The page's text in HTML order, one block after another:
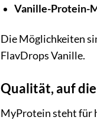
Vanille-Protein-
Die Möglichkeiten
FlavDrops Vanille.
Qualität, auf
MyProtein steht für